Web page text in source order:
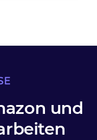
und